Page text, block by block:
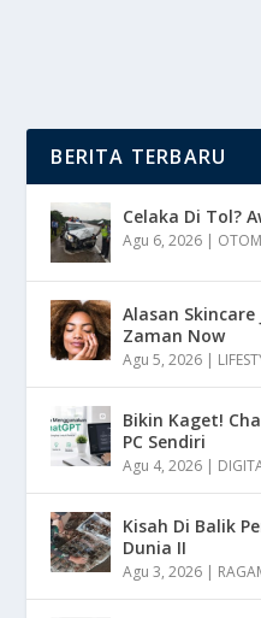
BERITA TERBARU
Celaka Di Tol?
Agu 6, 2026 |
Alasan
Zaman Now
Agu 5, 2026 |
Bikin Kaget!
PC Sendiri
Agu 4, 2026 |
Kisah Di Balik
Dunia II
Agu 3, 2026 |